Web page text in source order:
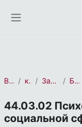
В начало курса(ов) Заочное обучение Бакалавриат
44.03.02
социальной